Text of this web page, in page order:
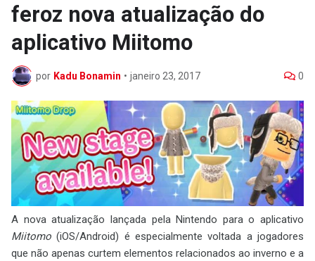
feroz nova atualização do
aplicativo Miitomo
por Kadu Bonamin • janeiro 23, 2017 0
A nova atualização lançada pela Nintendo para o aplicativo
Miitomo (iOS/Android) é especialmente voltada a jogadores
que não apenas curtem elementos relacionados ao inverno e a